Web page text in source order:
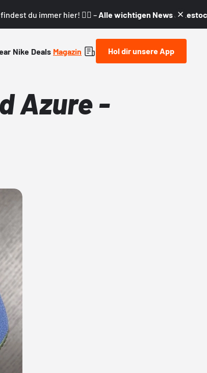
du immer hier! 👇🏼 – Alle wichtigen News &
Nike Deals Magazin Hol dir unsere App
Azure -